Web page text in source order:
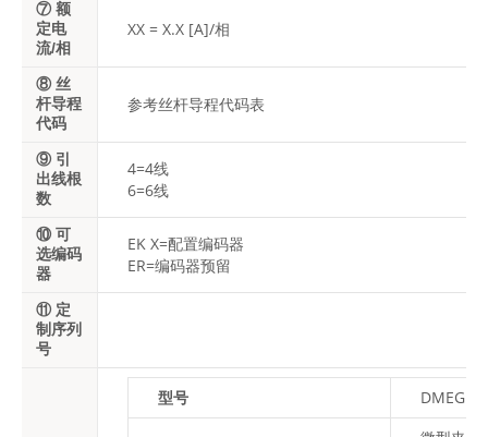
⑦ 额
定电
流/相
XX = X.X [A]/相
⑧ 丝
杆导程
代码
参考丝杆导程代码表
⑨ 引
出线根
数
4=4线
6=6线
⑩ 可
选编码
器
EK X=配置编码器
ER=编码器预留
⑪ 定
制序列
号
型号